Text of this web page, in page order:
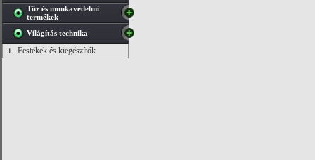
Tűz és munkavédelmi
termékek
Világítás technika
+ Festékek és kiegészítők